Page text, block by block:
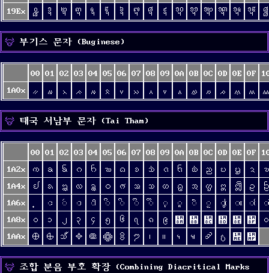
19Ex
᧠ ᧡ ᧢ ᧣ ᧤ ᧥ ᧦ ᧧ ᧨ ᧩ ᧪ ᧫ ᧬ ᧭ ᧮ ᧯
부기스 문자 (Buginese)
00 01 02 03 04 05 06 07 08 09 0A 0B 0C 0D 0E 0F
1A0x
ᨀ ᨁ ᨂ ᨃ ᨄ ᨅ ᨆ ᨇ ᨈ ᨉ ᨊ ᨋ ᨌ ᨍ ᨎ ᨏ
태국 서남부 문자 (Tai Tham)
00 01 02 03 04 05 06 07 08 09 0A 0B 0C 0D 0E 0F
1A2x
ᨠ ᨡ ᨢ ᨣ ᨤ ᨥ ᨦ ᨧ ᨨ ᨩ ᨪ ᨫ ᨬ ᨭ ᨮ ᨯ
1A4x
ᩀ ᩁ ᩂ ᩃ ᩄ ᩅ ᩆ ᩇ ᩈ ᩉ ᩊ ᩋ ᩌ ᩍ ᩎ ᩏ
1A6x
ᩡ ᩢ ᩣ ᩤ ᩥ ᩦ ᩧ ᩨ ᩩ ᩪ ᩫ ᩬ ᩭ ᩮ ᩯ
ᩰ
1A8x
᪀ ᪁ ᪂ ᪃ ᪄ ᪅ ᪆ ᪇ ᪈ ᪉ ᪊ ᪋ ᪌ ᪍ ᪎ ᪏
1AAx
᪠ ᪡ ᪢ ᪣ ᪤ ᪥ ᪦ ᪧ ᪨ ᪩ ᪪ ᪫ ᪬ ᪭ ᪮ ᪯
조합 분음 부호 확장 (Combining Diacritical Marks